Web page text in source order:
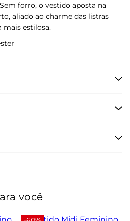
forro, o vestido aposta na
aliado ao charme das listras
mais estilosa.
você